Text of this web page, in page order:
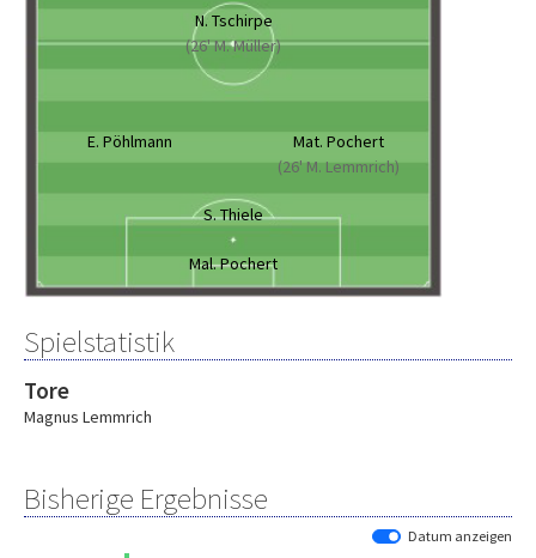
N. Tschirpe
(26' M. Müller)
E. Pöhlmann
Mat. Pochert
(26' M. Lemmrich)
S. Thiele
Mal. Pochert
Spielstatistik
Tore
Magnus Lemmrich
Bisherige Ergebnisse
Datum anzeigen